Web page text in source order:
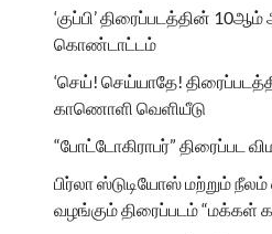
‘குப்பி’ திரைப்படத்தின்
கொண்டாட்டம்
‘செய்! செய்யாதே!
காணொளி வெளியீடு
“போட்டோகிராபர்” திரைப்பட
பிர்லா ஸ்டுடியோஸ் மற்றும்
வழங்கும் திரைப்படம் “மக்கள்